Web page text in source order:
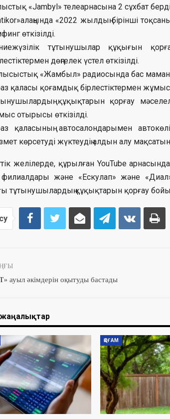
«Jambyl» телеарнасына 2 сұхбат
«2022 жылдың бірінші
өткізілді.
тұтынушылар құқығын
дөңгелек үстел өткізілді.
«Жамбыл» радиосында бас
қаласы қоғамдық бірлестіктермен
құқықтарын қорғау
отырысы өткізілді.
қаласының автосалондарымен
көрсетуді жүктеудің алдын алу
желілерде, құрылған YouTube
және «Ескулап» және
тұтынушылардың құқықтарын қорғау
ауыл әкімдерін оқытуды бастады
ҚОҒАМ